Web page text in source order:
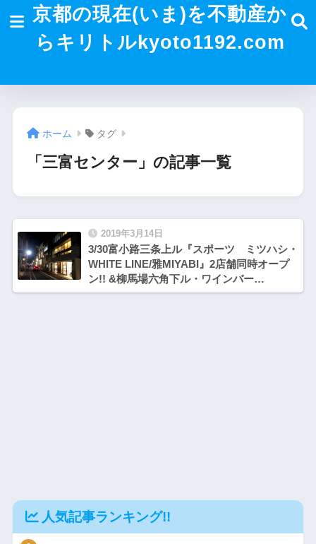
京都の現在(いま)を不動産か
らキリトルkyoto1192.com
ホーム タグ
「三富センター」の記事一覧
2019年3月14日
3/30富小路三条上ル『スポーツ ミツハシ・
WHITE LINE/雅MIYABI』2店舗同時オープ
ン!! &柳馬場六角下ル・ワインバー
「manoir28」
人気記事ランキング!!